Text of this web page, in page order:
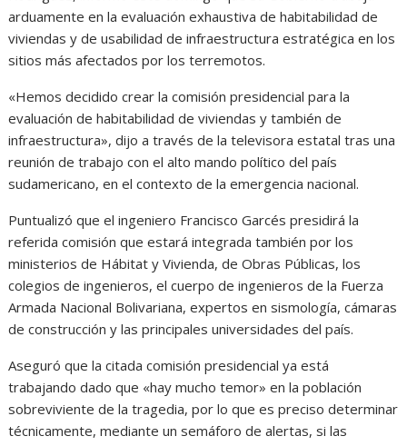
arduamente en la evaluación exhaustiva de habitabilidad de
viviendas y de usabilidad de infraestructura estratégica en los
sitios más afectados por los terremotos.
«Hemos decidido crear la comisión presidencial para la
evaluación de habitabilidad de viviendas y también de
infraestructura», dijo a través de la televisora estatal tras una
reunión de trabajo con el alto mando político del país
sudamericano, en el contexto de la emergencia nacional.
Puntualizó que el ingeniero Francisco Garcés presidirá la
referida comisión que estará integrada también por los
ministerios de Hábitat y Vivienda, de Obras Públicas, los
colegios de ingenieros, el cuerpo de ingenieros de la Fuerza
Armada Nacional Bolivariana, expertos en sismología, cámaras
de construcción y las principales universidades del país.
Aseguró que la citada comisión presidencial ya está
trabajando dado que «hay mucho temor» en la población
sobreviviente de la tragedia, por lo que es preciso determinar
técnicamente, mediante un semáforo de alertas, si las